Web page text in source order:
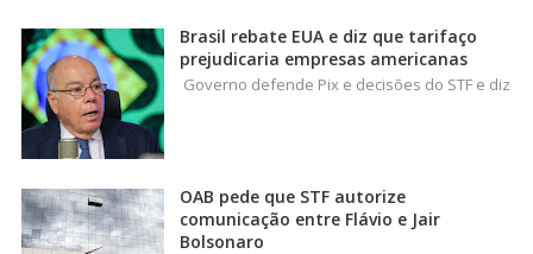
Brasil rebate EUA e diz que tarifaço
prejudicaria empresas americanas
Governo defende Pix e decisões do STF e diz
OAB pede que STF autorize
comunicação entre Flávio e Jair
Bolsonaro